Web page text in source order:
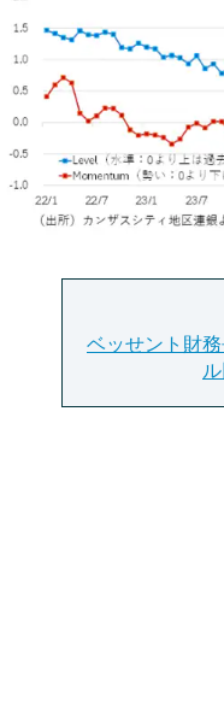
ベッせント財